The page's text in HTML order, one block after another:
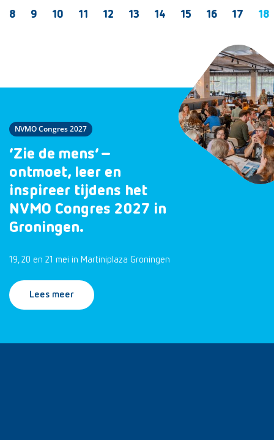
8 9 10 11 12 13 14 15 16 17 18
NVMO Congres 2027
‘Zie de mens’ –
ontmoet, leer en
inspireer tijdens het
NVMO Congres 2027 in
Groningen.
19, 20 en 21 mei in Martiniplaza Groningen
Lees meer